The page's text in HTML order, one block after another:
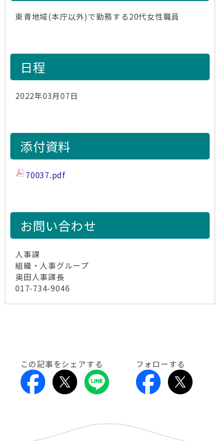
東青地域(本庁以外)で勤務する20代女性職員
日程
2022年03月07日
添付資料
70037.pdf
お問い合わせ
人事課
組織・人事グループ
奥田人事課長
017-734-9046
この記事をシェアする フォローする